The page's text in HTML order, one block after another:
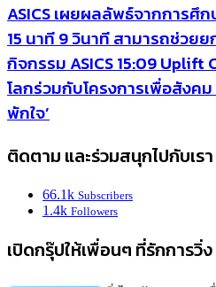
ASICS เผยผลลัพธ์จากการศึ
15 นาที 9 วินาที สามารถช่วย
กิจกรรม ASICS 15:09 Uplift
โลกร่วมกับโครงการเพื่อสังค
พักใจ’
ติดตาม และร่วมสนุกไปกับเรา
66.1k Subscribers
1.4k Followers
เปิดกรุ๊ปให้เพื่อนๆ ที่รักการวิ่